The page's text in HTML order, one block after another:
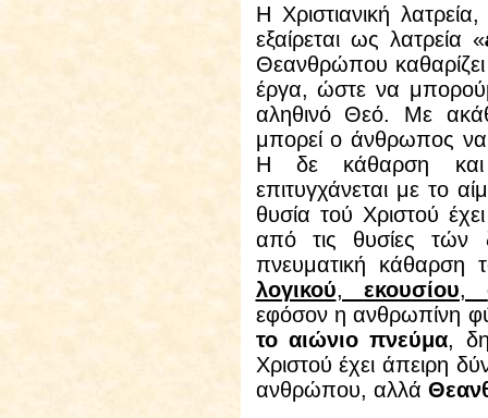
Η Χριστιανική
εξαίρεται ως λατρεία «
Θεανθρώπου
έργα, ώστε να
αληθινό Θεό. Με
μπορεί ο άνθρωπος
Η δε κάθαρση
επιτυγχάνεται με το
θυσία τού Χριστού
από τις θυσίες τών
πνευματική κάθαρση
λογικού, εκουσίου,
εφόσον η ανθρωπίνη
το αιώνιο πνεύμα,
Χριστού έχει άπειρη
ανθρώπου, αλλά